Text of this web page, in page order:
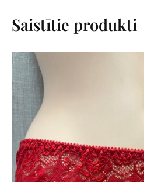
Saistītie produkti